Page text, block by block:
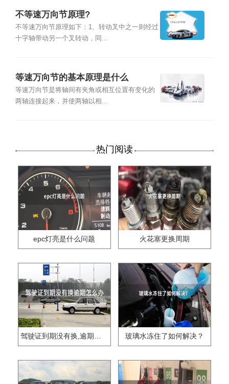
不等速万向节原理?
不等速万向节原理如下：1、转动叉中之一则经过
十字轴带动另一个叉转动，同...
等速万向节的基本原理是什么
等速万向节是将轴间有夹角或相互位置有变化的
两轴连接起来，并使两轴以相...
热门阅读
epc灯亮是什么问题 火花塞更换周期
驾驶证到期没有换,逾期怎么办?? 玻璃水冻住了如何解决？